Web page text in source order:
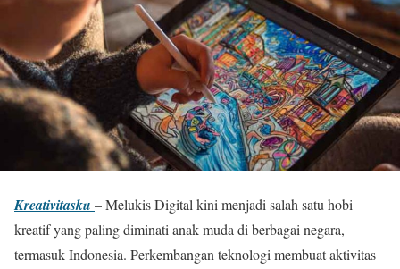
Kreativitasku – Melukis Digital kini menjadi salah satu hobi
kreatif yang paling diminati anak muda di berbagai negara,
termasuk Indonesia. Perkembangan teknologi membuat aktivitas